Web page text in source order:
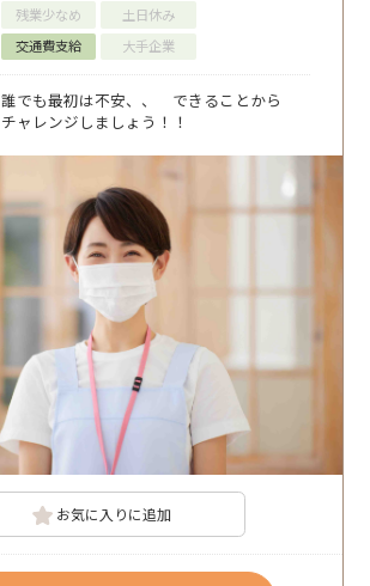
残業少なめ
土日休み
交通費支給
大手企業
誰でも最初は不安、、 できることから
チャレンジしましょう！！
お気に入りに追加